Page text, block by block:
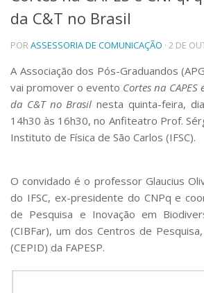
Telefones e Mapas
Pessoas
Ensino
Graduação
Pós-Graduação
Educação a distância
Pesquisa e Inovação
Pós-doutorado
Iniciação Científica
Transferência de Tecnologia
Empresas Juniores
Extensão à Comunidade
Projetos, Programas e Cursos
da C&T no Brasil
PORASSESSORIA DE COMUNICAÇÃO · 2 DE
A Associação dos Pós-Graduandos
vai promover o evento Cortes na
da C&T no Brasil nesta quinta-feira,
14h30 às 16h30, no Anfiteatro Prof.
Instituto de Física de São Carlos (IFSC).
O convidado é o professor Glaucius
do IFSC, ex-presidente do CNPq e
de Pesquisa e Inovação em
(CIBFar), um dos Centros de
(CEPID) da FAPESP.